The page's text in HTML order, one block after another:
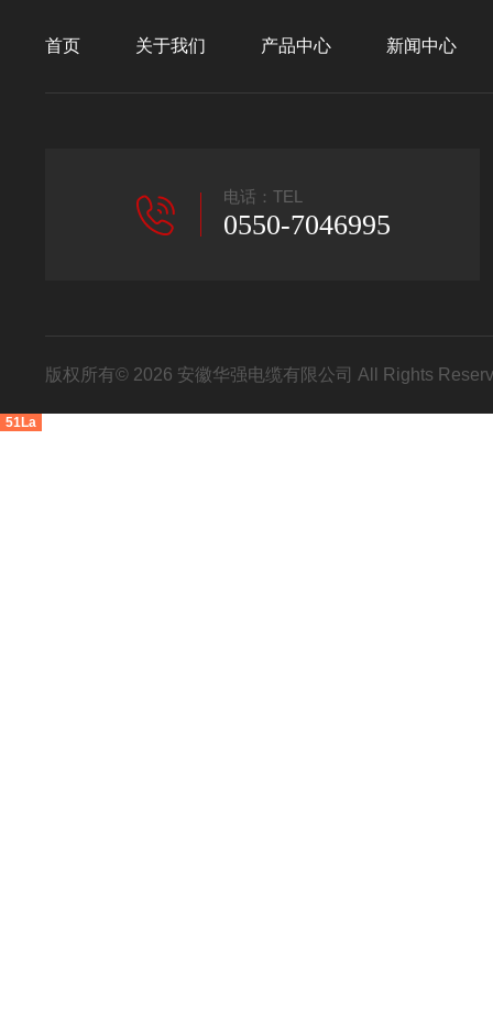
首页 关于我们 产品中心 新闻中心
电话：TEL
0550-7046995
版权所有© 2026 安徽华强电缆有限公司 All Rights
51La